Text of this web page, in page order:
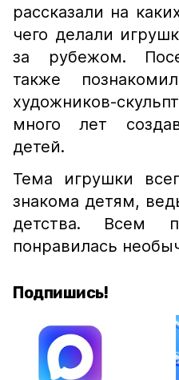
рассказали на
чего делали
за рубежом.
также
художников-
много лет
детей.
Тема игрушки
знакома детям,
детства. Всем
понравилась
Подпишись!